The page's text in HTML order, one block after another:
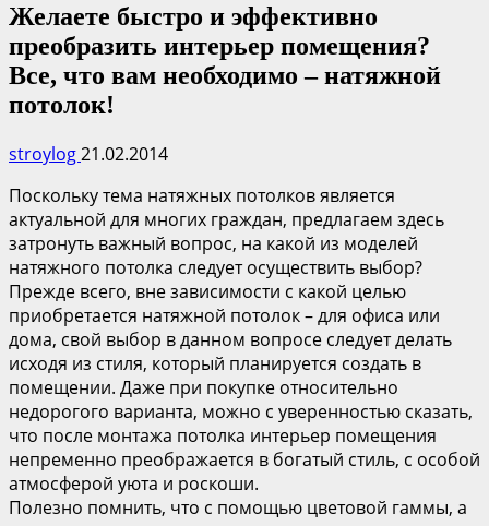
Желаете быстро и эффективно
преобразить интерьер помещения?
Все, что вам необходимо – натяжной
потолок!
stroylog21.02.2014
Поскольку тема натяжных потолков является
актуальной для многих граждан, предлагаем здесь
затронуть важный вопрос, на какой из моделей
натяжного потолка следует осуществить выбор?
Прежде всего, вне зависимости с какой целью
приобретается натяжной потолок – для офиса или
дома, свой выбор в данном вопросе следует делать
исходя из стиля, который планируется создать в
помещении. Даже при покупке относительно
недорогого варианта, можно с уверенностью сказать,
что после монтажа потолка интерьер помещения
непременно преображается в богатый стиль, с особой
атмосферой уюта и роскоши.
Полезно помнить, что с помощью цветовой гаммы, а